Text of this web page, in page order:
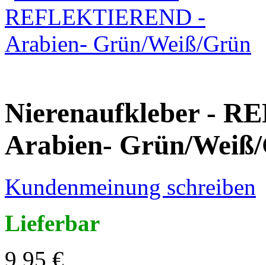
Nierenaufkleber -
Arabien- Grün/
Kundenmeinung schreiben
Lieferbar
9,95 €